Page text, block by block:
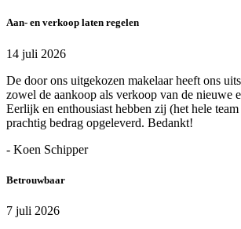
Aan- en verkoop laten regelen
14 juli 2026
De door ons uitgekozen makelaar heeft ons
zowel de aankoop als verkoop van de nieuwe
Eerlijk en enthousiast hebben zij (het hele
prachtig bedrag opgeleverd. Bedankt!
- Koen Schipper
Betrouwbaar
7 juli 2026